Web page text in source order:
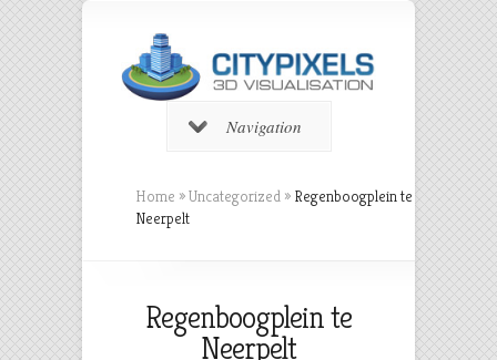
Navigation
Home »Uncategorized » Regenboogplein te
Neerpelt
Regenboogplein te
Neerpelt